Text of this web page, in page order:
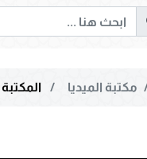
مكتبة الميديا المكتبة